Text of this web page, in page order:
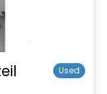
Used